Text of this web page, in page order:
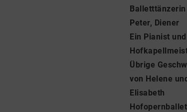
Balletttänzerin
Peter, Diener
Ein Pianist und
Übrige
von Helene
Elisabeth